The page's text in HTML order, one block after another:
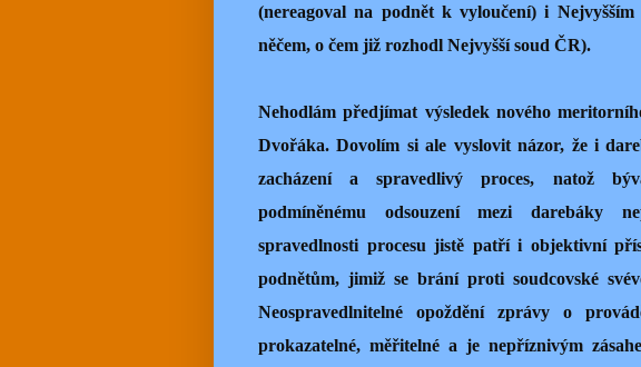
(nereagoval na podnět k vyloučení) i
něčem, o čem již rozhodl Nejvyšší soud ČR).
Nehodlám předjímat výsledek nového
Dvořáka. Dovolím si ale vyslovit názor, že i
zacházení a spravedlivý proces, natož
podmíněnému odsouzení mezi darebáky
spravedlnosti procesu jistě patří i objektivní
podnětům, jimiž se brání proti soudcovské
Neospravedlnitelné opoždění zprávy o
prokazatelné, měřitelné a je nepříznivým